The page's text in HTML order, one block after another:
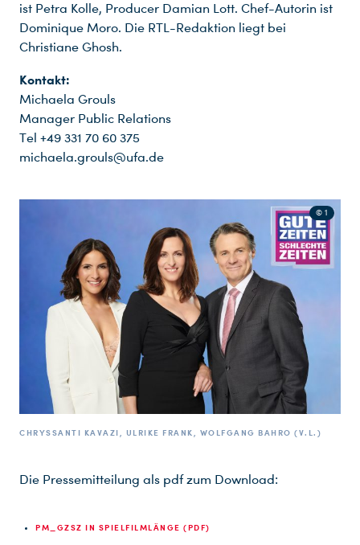
ist Petra Kolle, Producer Damian Lott. Chef-Autorin ist
Dominique Moro. Die RTL-Redaktion liegt bei
Christiane Ghosh.
Kontakt:
Michaela Grouls
Manager Public Relations
Tel +49 331 70 60 375
michaela.grouls@ufa.de
© 1
CHRYSSANTI KAVAZI, ULRIKE FRANK, WOLFGANG BAHRO (V.L.)
Die Pressemitteilung als pdf zum Download:
PM_GZSZ IN SPIELFILMLÄNGE (PDF)